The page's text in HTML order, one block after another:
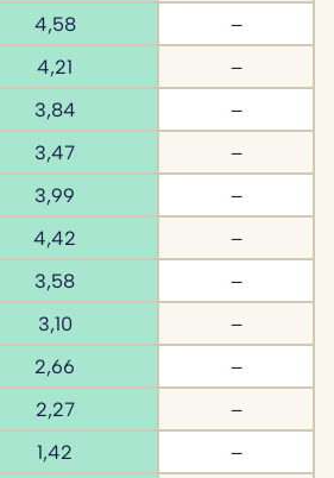
4,58
–
4,21
–
3,84
–
3,47
–
3,99
–
4,42
–
3,58
–
3,10
–
2,66
–
2,27
–
1,42
–